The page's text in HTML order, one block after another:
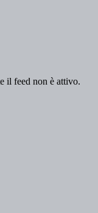
il feed non è attivo.